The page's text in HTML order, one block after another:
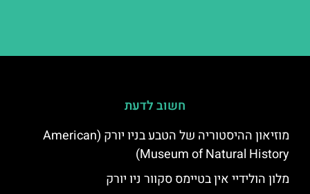
חשוב לדעת
מוזיאון ההיסטוריה של הטבע בניו יורק (American
Museum of Natural History)
מלון הולידיי אין בטיימס סקוור ניו יורק